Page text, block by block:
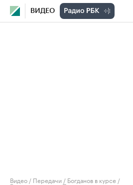
ВИДЕО
Видео / Передачи / Богданов в курсе /